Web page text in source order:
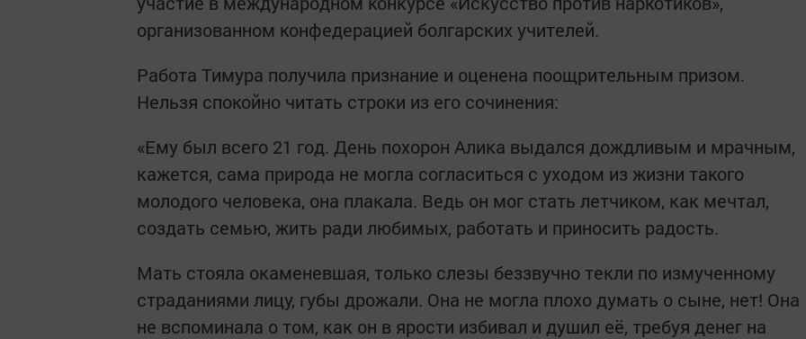
организованном конфедерацией болгарских учителей.
Работа Тимура получила признание и оценена поощрительным призом.
Нельзя спокойно читать строки из его сочинения:
«Ему был всего 21 год. День похорон Алика выдался дождливым и мрачным,
кажется, сама природа не могла согласиться с уходом из жизни такого
молодого человека, она плакала. Ведь он мог стать летчиком, как мечтал,
создать семью, жить ради любимых, работать и приносить радость.
Мать стояла окаменевшая, только слезы беззвучно текли по измученному
страданиями лицу, губы дрожали. Она не могла плохо думать о сыне, нет! Она
не вспоминала о том, как он в ярости избивал и душил её, требуя денег на